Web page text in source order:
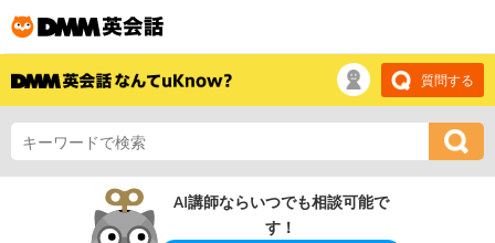
質問する
AI講師ならいつでも相談可能で
す！